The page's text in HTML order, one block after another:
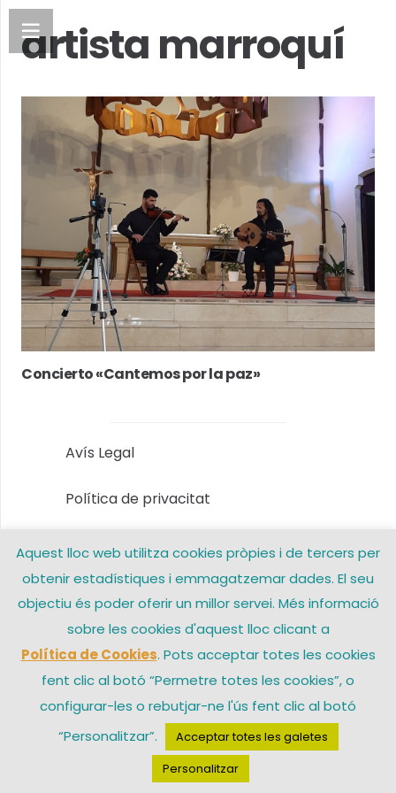
artista marroquí
Concierto «Cantemos por la paz»
Avís Legal
Política de privacitat
Política de Cookies
© 2026 Arxiprestat Santa Coloma de Gramenet – Una web de
Aquest lloc web utilitza cookies pròpies i de tercers per
obtenir estadístiques i emmagatzemar dades. El seu
objectiu és poder oferir un millor servei. Més informació
sobre les cookies d'aquest lloc clicant a
Política de Cookies. Pots acceptar totes les cookies
fent clic al botó “Permetre totes les cookies”, o
configurar-les o rebutjar-ne l'ús fent clic al botó
“Personalitzar”.
Acceptar totes les galetes
Personalitzar